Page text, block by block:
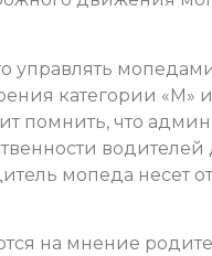
управлять
категории «М»
помнить, что
водителей
мопеда несет
на мнение